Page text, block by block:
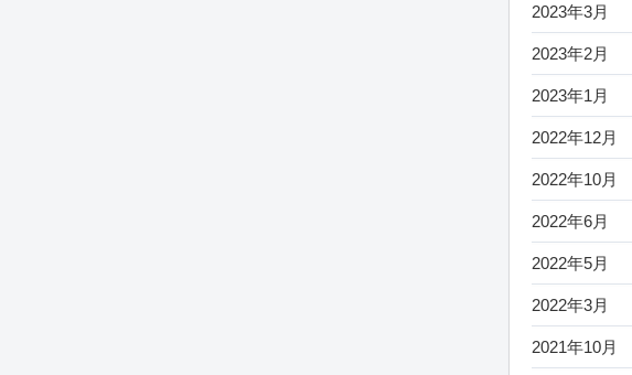
2023年3月
2023年2月
2023年1月
2022年12月
2022年10月
2022年6月
2022年5月
2022年3月
2021年10月